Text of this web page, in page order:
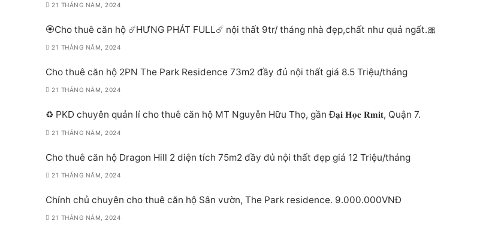
21 THÁNG NĂM, 2024
🏵Cho thuê căn hộ ☄️HƯNG PHÁT FULL☄️ nội thất 9tr/ tháng nhà đẹp,chất như quả ngất.🎀
21 THÁNG NĂM, 2024
Cho thuê căn hộ 2PN The Park Residence 73m2 đầy đủ nội thất giá 8.5 Triệu/tháng
21 THÁNG NĂM, 2024
♻️ PKD chuyên quản lí cho thuê căn hộ MT Nguyễn Hữu Thọ, gần Đ𝐚̣𝐢 𝐇𝐨̣𝐜 𝐑𝐦𝐢𝐭, Quận 7.
21 THÁNG NĂM, 2024
Cho thuê căn hộ Dragon Hill 2 diện tích 75m2 đầy đủ nội thất đẹp giá 12 Triệu/tháng
21 THÁNG NĂM, 2024
Chính chủ chuyên cho thuê căn hộ Sân vườn, The Park residence. 9.000.000VNĐ
21 THÁNG NĂM, 2024